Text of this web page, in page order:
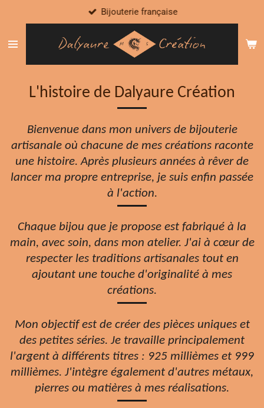
contenu
Bijouterie française
L'histoire de Dalyaure Création
Bienvenue dans mon univers de bijouterie
artisanale où chacune de mes créations raconte
une histoire.Après plusieurs années à rêver de
lancer ma propre entreprise, je suis enfin passée
à l'action.
Chaque bijou que je propose est fabriqué à la
main, avec soin, dans mon atelier. J'ai à cœur de
respecter les traditions artisanales tout en
ajoutant une touche d'originalité à mes
créations.
Mon objectif est de créer des pièces uniques et
des petites séries. Je travaille principalement
l'argent à différents titres : 925 millièmes et 999
millièmes. J'intègre également d'autres métaux,
pierres ou matières à mes réalisations.